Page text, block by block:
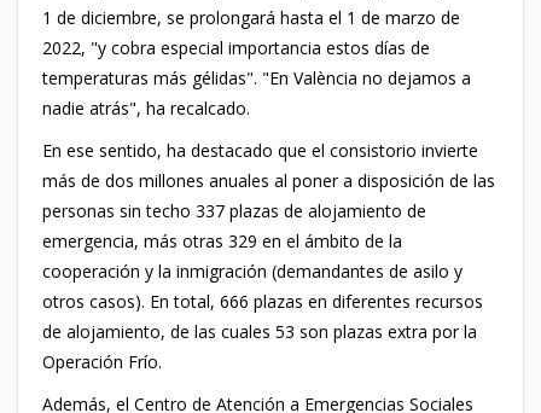
1 de diciembre, se prolongará hasta el 1 de marzo de
2022, "y cobra especial importancia estos días de
temperaturas más gélidas". "En València no dejamos a
nadie atrás", ha recalcado.
En ese sentido, ha destacado que el consistorio invierte
más de dos millones anuales al poner a disposición de las
personas sin techo 337 plazas de alojamiento de
emergencia, más otras 329 en el ámbito de la
cooperación y la inmigración (demandantes de asilo y
otros casos). En total, 666 plazas en diferentes recursos
de alojamiento, de las cuales 53 son plazas extra por la
Operación Frío.
Además, el Centro de Atención a Emergencias Sociales